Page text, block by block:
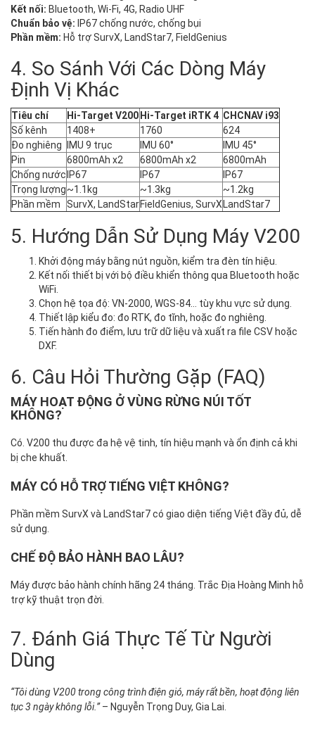
Kết nối: Bluetooth, Wi-Fi, 4G, Radio UHF
Chuẩn bảo vệ: IP67 chống nước, chống bụi
Phần mềm: Hỗ trợ SurvX, LandStar7, FieldGenius
4. So Sánh Với Các Dòng Máy
Định Vị Khác
Tiêu chí Hi-Target V200 Hi-Target iRTK 4 CHCNAV i93
Số kênh
1408+ 1760
624
Đo nghiêng
IMU 9 trục IMU 60°
IMU 45°
Pin
6800mAh x2 6800mAh x2
6800mAh
Chống nước IP67 IP67
IP67
Trọng lượng~1.1kg ~1.3kg
~1.2kg
Phần mềm
SurvX, LandStarFieldGenius, SurvXLandStar7
5. Hướng Dẫn Sử Dụng Máy V200
Khởi động máy bằng nút nguồn, kiểm tra đèn tín hiệu.
Kết nối thiết bị với bộ điều khiển thông qua Bluetooth hoặc
WiFi.
Chọn hệ tọa độ: VN-2000, WGS-84… tùy khu vực sử dụng.
Thiết lập kiểu đo: đo RTK, đo tĩnh, hoặc đo nghiêng.
Tiến hành đo điểm, lưu trữ dữ liệu và xuất ra file CSV hoặc
DXF.
6. Câu Hỏi Thường Gặp (FAQ)
MÁY HOẠT ĐỘNG Ở VÙNG RỪNG NÚI TỐT
KHÔNG?
Có. V200 thu được đa hệ vệ tinh, tín hiệu mạnh và ổn định cả khi
bị che khuất.
MÁY CÓ HỖ TRỢ TIẾNG VIỆT KHÔNG?
Phần mềm SurvX và LandStar7 có giao diện tiếng Việt đầy đủ, dễ
sử dụng.
CHẾ ĐỘ BẢO HÀNH BAO LÂU?
Máy được bảo hành chính hãng 24 tháng. Trắc Địa Hoàng Minh hỗ
trợ kỹ thuật trọn đời.
7. Đánh Giá Thực Tế Từ Người
Dùng
“Tôi dùng V200 trong công trình điện gió, máy rất bền, hoạt động liên
tục 3 ngày không lỗi.”– Nguyễn Trọng Duy, Gia Lai.